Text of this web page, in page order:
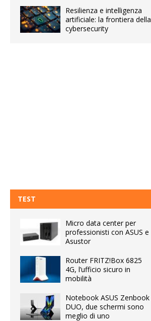
Resilienza e intelligenza
artificiale: la frontiera della
cybersecurity
TEST
Micro data center per
professionisti con ASUS e
Asustor
Router FRITZ!Box 6825
4G, l’ufficio sicuro in
mobilità
Notebook ASUS Zenbook
DUO, due schermi sono
meglio di uno